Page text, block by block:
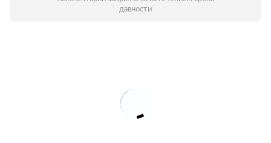
давности